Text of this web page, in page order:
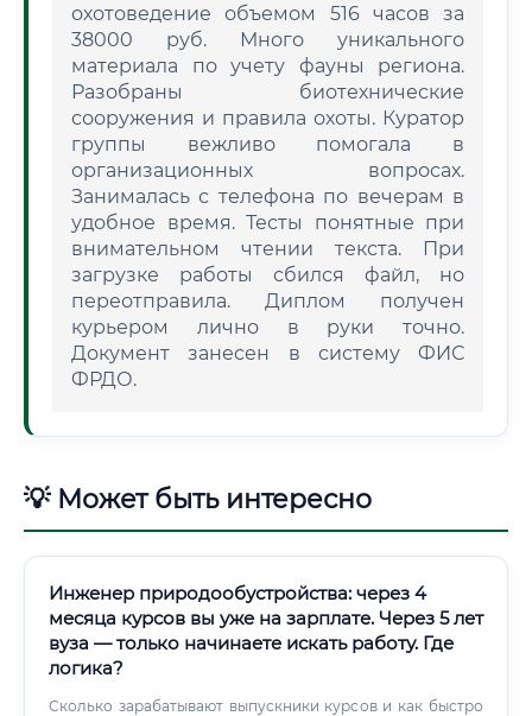
охотоведение объемом 516 часов за
38000 руб. Много уникального
материала по учету фауны региона.
Разобраны биотехнические
сооружения и правила охоты. Куратор
группы вежливо помогала в
организационных вопросах.
Занималась с телефона по вечерам в
удобное время. Тесты понятные при
внимательном чтении текста. При
загрузке работы сбился файл, но
переотправила. Диплом получен
курьером лично в руки точно.
Документ занесен в систему ФИС
ФРДО.
💡 Может быть интересно
Инженер природообустройства: через 4
месяца курсов вы уже на зарплате. Через 5 лет
вуза — только начинаете искать работу. Где
логика?
Сколько зарабатывают выпускники курсов и как быстро